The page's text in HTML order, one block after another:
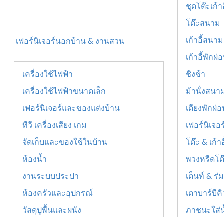
เฟอร์นิเจอร์นอกบ้าน & งานสวน
เครื่องใช้ไฟฟ้า
เครื่องใช้ไฟฟ้าขนาดเล็ก
เฟอร์นิเจอร์และของแต่งบ้าน
ทีวี เครื่องเสียง เกม
จัดเก็บและของใช้ในบ้าน
ห้องน้ำ
งานระบบประปา
ห้องครัวและอุปกรณ์
วัสดุปูพื้นและผนัง
ชุดโต๊ะเก้
โต๊ะสนาม
เก้าอี้สนาม
เก้าอี้พักผ่
ชิงช้า
ม้านั่งสนา
เตียงพักผ่อ
เฟอร์นิเจ
โต๊ะ & เก้
พวงหรีดโ
เต็นท์ & ร่
เตาบาร์บี
ภาชนะใส่